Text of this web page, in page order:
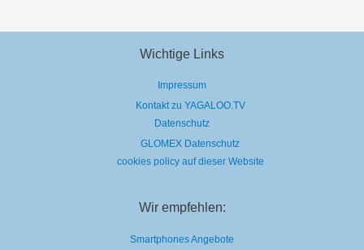
Wichtige Links
Impressum
Kontakt zu YAGALOO.TV
Datenschutz
GLOMEX Datenschutz
cookies policy auf dieser Website
Wir empfehlen:
Smartphones Angebote